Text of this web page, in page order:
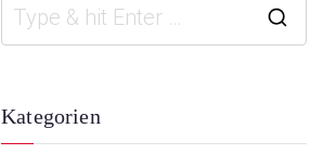
r
Kategorien